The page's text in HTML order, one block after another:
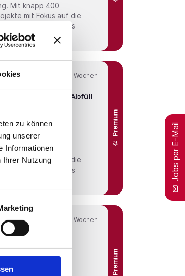
zu können
unserer
Informationen
Ihrer Nutzung
Mit knapp 400
mit Fokus auf die
– Abfüll- &
Premium
4 Wochen
des weltweit
Mit knapp 400
mit Fokus auf die
Premium
4 Wochen
Jobs per E-Mail